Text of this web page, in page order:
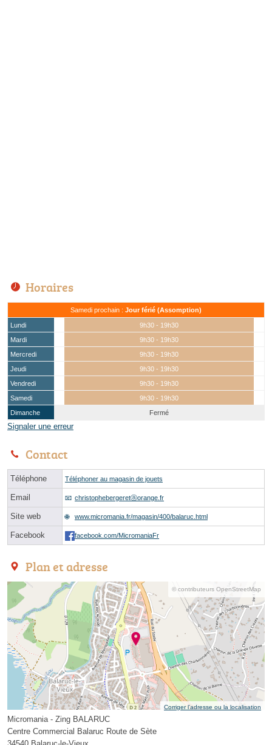
Horaires
Samedi prochain : Jour férié (Assomption)
Lundi
9h30 - 19h30
Mardi
9h30 - 19h30
Mercredi
9h30 - 19h30
Jeudi
9h30 - 19h30
Vendredi
9h30 - 19h30
Samedi
9h30 - 19h30
Dimanche
Fermé
Signaler une erreur
Contact
Téléphone Téléphoner au magasin de jouets
Email christophebergeretⓐorange.fr
Site web www.micromania.fr/magasin/400/balaruc.html
Facebook facebook.com/MicromaniaFr
Plan et adresse
© contributeurs OpenStreetMap
Corriger l’adresse ou la localisation
Micromania - Zing BALARUC
Centre Commercial Balaruc Route de Sète